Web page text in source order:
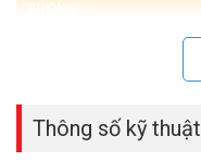
Thông số kỹ thuật